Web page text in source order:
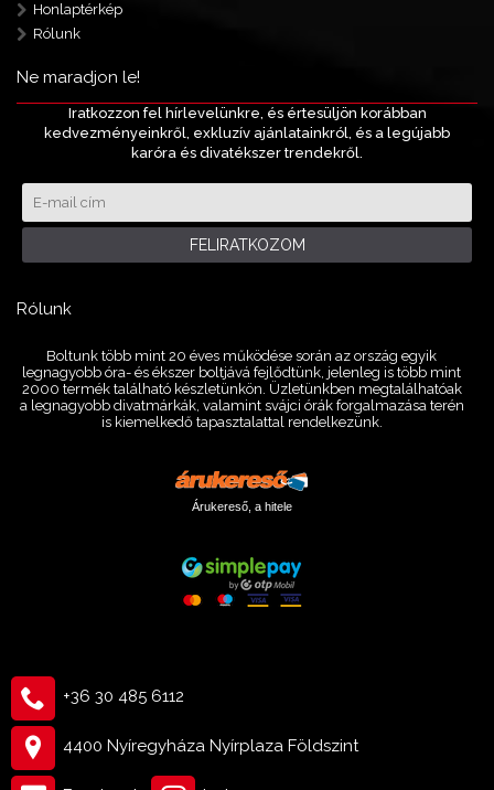
Honlaptérkép
Rólunk
Ne maradjon le!
Iratkozzon fel hírlevelünkre, és értesüljön korábban
kedvezményeinkről, exkluzív ajánlatainkról, és a legújabb
karóra és divatékszer trendekről.
FELIRATKOZOM
Rólunk
Boltunk több mint 20 éves működése során az ország egyik
legnagyobb óra- és ékszer boltjává fejlődtünk, jelenleg is több mint
2000 termék található készletünkön. Üzletünkben megtalálhatóak
a legnagyobb divatmárkák, valamint svájci órák forgalmazása terén
is kiemelkedő tapasztalattal rendelkezünk.
Árukereső, a hitele
+36 30 485 6112
4400 Nyíregyháza Nyírplaza Földszint